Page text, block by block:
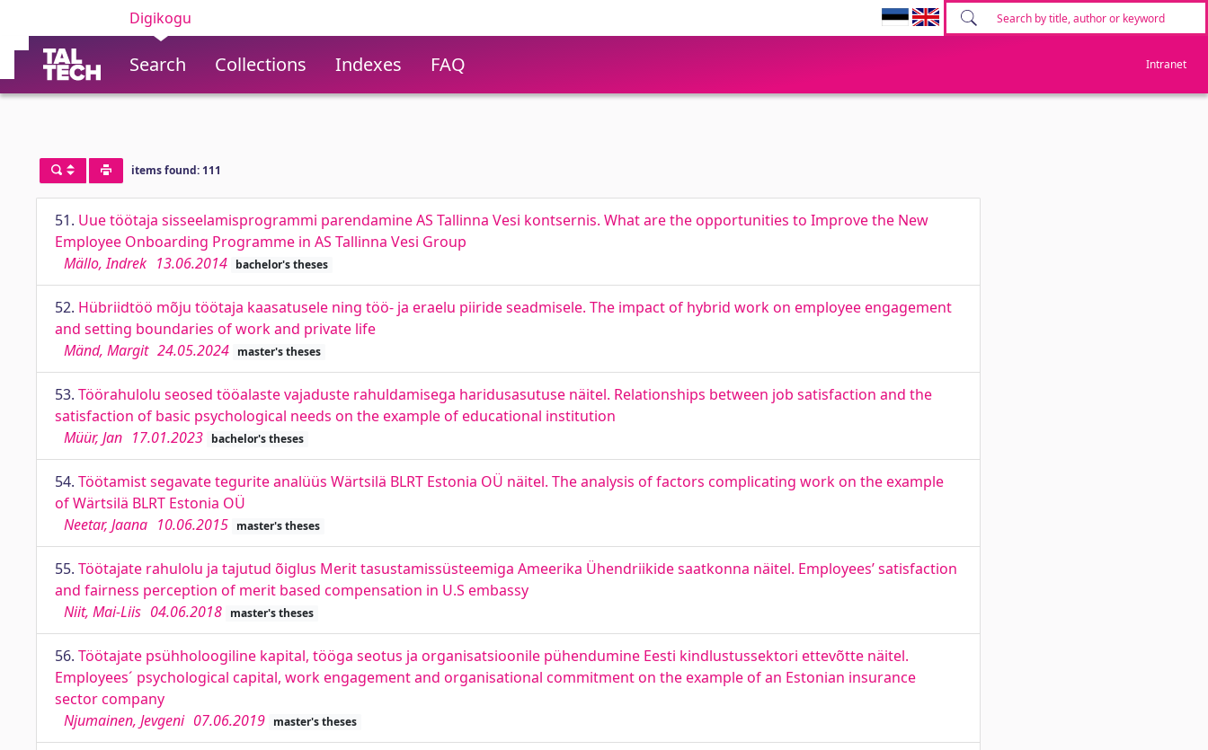
Digikogu
Search Collections Indexes FAQ Intranet
items found: 111
51. Uue töötaja sisseelamisprogrammi parendamine AS Tallinna Vesi kontsernis. What are the opportunities to Improve the New
Employee Onboarding Programme in AS Tallinna Vesi Group
Mällo, Indrek 13.06.2014 bachelor's theses
52. Hübriidtöö mõju töötaja kaasatusele ning töö- ja eraelu piiride seadmisele. The impact of hybrid work on employee engagement
and setting boundaries of work and private life
Mänd, Margit 24.05.2024 master's theses
53. Töörahulolu seosed tööalaste vajaduste rahuldamisega haridusasutuse näitel. Relationships between job satisfaction and the
satisfaction of basic psychological needs on the example of educational institution
Müür, Jan 17.01.2023 bachelor's theses
54. Töötamist segavate tegurite analüüs Wärtsilä BLRT Estonia OÜ näitel. The analysis of factors complicating work on the example
of Wärtsilä BLRT Estonia OÜ
Neetar, Jaana 10.06.2015 master's theses
55. Töötajate rahulolu ja tajutud õiglus Merit tasustamissüsteemiga Ameerika Ühendriikide saatkonna näitel. Employees’ satisfaction
and fairness perception of merit based compensation in U.S embassy
Niit, Mai-Liis 04.06.2018 master's theses
56. Töötajate psühholoogiline kapital, tööga seotus ja organisatsioonile pühendumine Eesti kindlustussektori ettevõtte näitel.
Employees´ psychological capital, work engagement and organisational commitment on the example of an Estonian insurance
sector company
Njumainen, Jevgeni 07.06.2019 master's theses